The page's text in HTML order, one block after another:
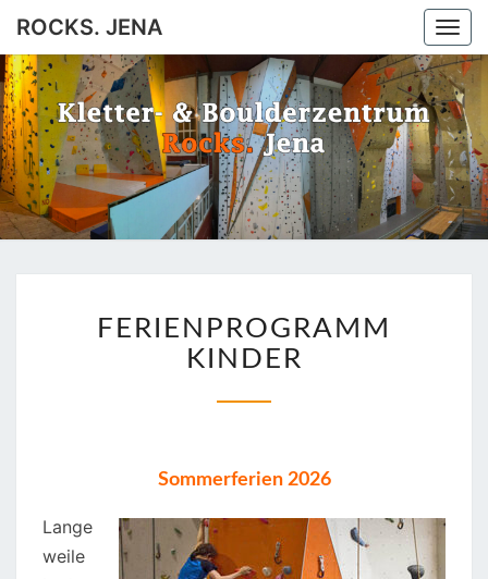
ROCKS. JENA
ROCKS.
JENA
Jena
KINDER
FERIENPROGRAMM
KINDER
Sommerferien 2026
Lange
weile